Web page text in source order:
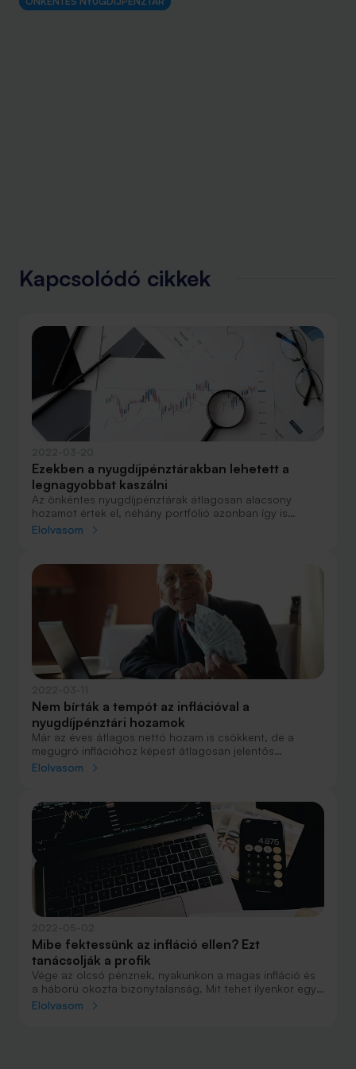
Kapcsolódó cikkek
Ezekben a nyugdíjpénztárakban lehetett a
legnagyobbat kaszálni
Az önkéntes nyugdíjpénztárak átlagosan alacsony
hozamot értek el, néhány portfólió azonban így is
kiemelkedően nyereséges évet produkált. Megnéztük,
Elolvasom
Nem bírták a tempót az inflációval a
nyugdíjpénztári hozamok
Már az éves átlagos nettó hozam is csökkent, de a
megugró inflációhoz képest átlagosan jelentős
reálveszteséget könyveltek el 2021-ben a
Elolvasom
Mibe fektessünk az infláció ellen? Ezt
tanácsolják a profik
Vége az olcsó pénznek, nyakunkon a magas infláció és
a háború okozta bizonytalanság. Mit tehet ilyenkor egy
kisbefektető, hogyan óvhatja meg vagy akár
Elolvasom